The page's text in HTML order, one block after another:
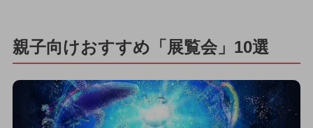
親子向けおすすめ「展覧会」10選